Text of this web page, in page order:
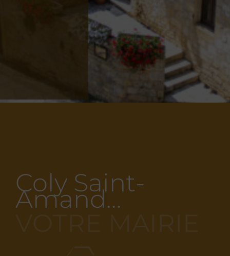
Coly Saint-
Amand…